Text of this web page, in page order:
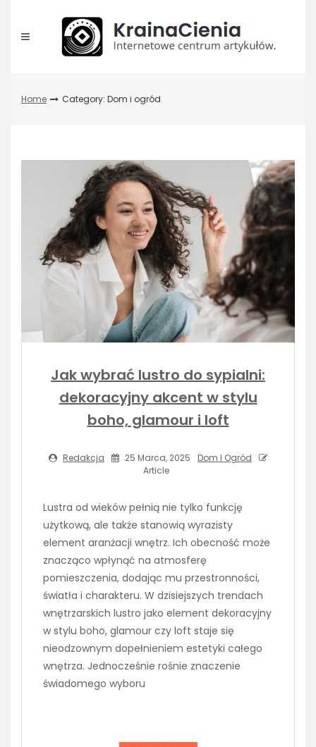
content
Home Category: Dom i ogród
Jak wybrać lustro do sypialni:
dekoracyjny akcent w stylu
boho, glamour i loft
Redakcja 25 Marca, 2025
Dom I Ogród
Article
Lustra od wieków pełnią nie tylko funkcję
użytkową, ale także stanowią wyrazisty
element aranżacji wnętrz. Ich obecność może
znacząco wpłynąć na atmosferę
pomieszczenia, dodając mu przestronności,
światła i charakteru. W dzisiejszych trendach
wnętrzarskich lustro jako element dekoracyjny
w stylu boho, glamour czy loft staje się
nieodzownym dopełnieniem estetyki całego
wnętrza. Jednocześnie rośnie znaczenie
świadomego wyboru